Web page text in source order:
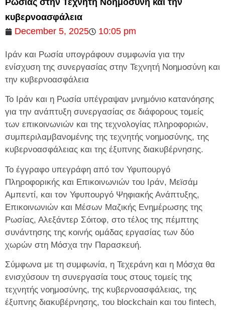
Ρωσίας στην Τεχνητή Νοημοσύνη και την
κυβερνοασφάλεια
December 5, 2025
10:05 pm
Ιράν και Ρωσία υπογράφουν συμφωνία για την
ενίσχυση της συνεργασίας στην Τεχνητή Νοημοσύνη και
την κυβερνοασφάλεια
Το Ιράν και η Ρωσία υπέγραψαν μνημόνιο κατανόησης
για την ανάπτυξη συνεργασίας σε διάφορους τομείς
των επικοινωνιών και της τεχνολογίας πληροφοριών,
συμπεριλαμβανομένης της τεχνητής νοημοσύνης, της
κυβερνοασφάλειας και της έξυπνης διακυβέρνησης.
Το έγγραφο υπεγράφη από τον Υφυπουργό
Πληροφορικής και Επικοινωνιών του Ιράν, Μεϊσάμ
Αμπεντί, και τον Υφυπουργό Ψηφιακής Ανάπτυξης,
Επικοινωνιών και Μέσων Μαζικής Ενημέρωσης της
Ρωσίας, Αλεξάντερ Σόιτοφ, στο τέλος της πέμπτης
συνάντησης της κοινής ομάδας εργασίας των δύο
χωρών στη Μόσχα την Παρασκευή.
Σύμφωνα με τη συμφωνία, η Τεχεράνη και η Μόσχα θα
ενισχύσουν τη συνεργασία τους στους τομείς της
τεχνητής νοημοσύνης, της κυβερνοασφάλειας, της
έξυπνης διακυβέρνησης, του blockchain και του fintech,